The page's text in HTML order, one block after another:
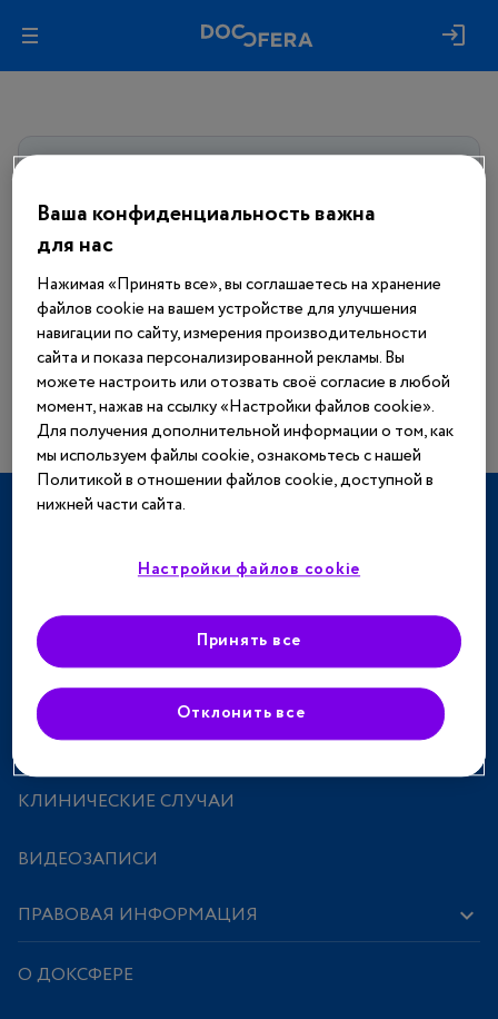
ко всем материалам сайта
Еще нет аккаунта?
Зарегистрироваться
ТЕРАПЕВТИЧЕСКИЕ НАПРАВЛЕНИЯ
СПЕЦПРОЕКТЫ
МЕРОПРИЯТИЯ
ПРЕПАРАТЫ
ИССЛЕДОВАНИЯ И СТАТЬИ
КЛИНИЧЕСКИЕ СЛУЧАИ
ВИДЕОЗАПИСИ
ПРАВОВАЯ ИНФОРМАЦИЯ
О ДОКСФЕРЕ
Ваша конфиденциальность важна
для нас
Нажимая «Принять все», вы соглашаетесь на хранение
файлов cookie на вашем устройстве для улучшения
навигации по сайту, измерения производительности
сайта и показа персонализированной рекламы. Вы
можете настроить или отозвать своё согласие в любой
момент, нажав на ссылку «Настройки файлов cookie».
Для получения дополнительной информации о том, как
мы используем файлы cookie, ознакомьтесь с нашей
Политикой в отношении файлов cookie, доступной в
нижней части сайта.
Настройки файлов cookie
Отклонить все
Принять все